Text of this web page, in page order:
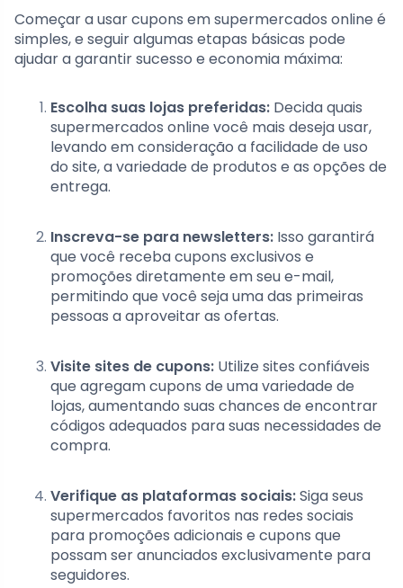
Começar a usar cupons em supermercados online é
simples, e seguir algumas etapas básicas pode
ajudar a garantir sucesso e economia máxima:
Escolha suas lojas preferidas: Decida quais
supermercados online você mais deseja usar,
levando em consideração a facilidade de uso
do site, a variedade de produtos e as opções de
entrega.
Inscreva-se para newsletters: Isso garantirá
que você receba cupons exclusivos e
promoções diretamente em seu e-mail,
permitindo que você seja uma das primeiras
pessoas a aproveitar as ofertas.
Visite sites de cupons: Utilize sites confiáveis
que agregam cupons de uma variedade de
lojas, aumentando suas chances de encontrar
códigos adequados para suas necessidades de
compra.
Verifique as plataformas sociais:Siga seus
supermercados favoritos nas redes sociais
para promoções adicionais e cupons que
possam ser anunciados exclusivamente para
seguidores.